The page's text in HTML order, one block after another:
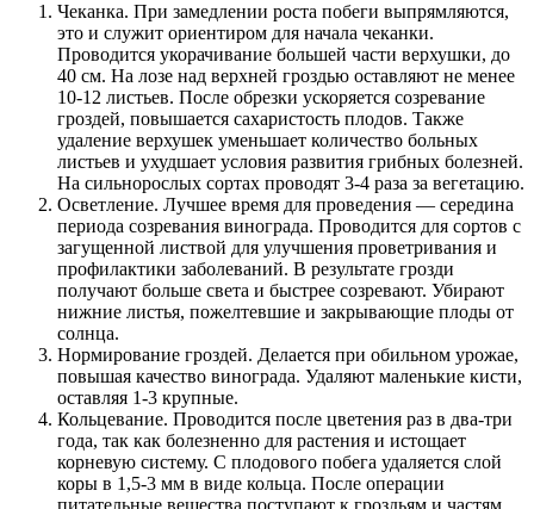
Чеканка. При замедлении роста побеги выпрямляются,
это и служит ориентиром для начала чеканки.
Проводится укорачивание большей части верхушки, до
40 см. На лозе над верхней гроздью оставляют не менее
10-12 листьев. После обрезки ускоряется созревание
гроздей, повышается сахаристость плодов. Также
удаление верхушек уменьшает количество больных
листьев и ухудшает условия развития грибных болезней.
На сильнорослых сортах проводят 3-4 раза за вегетацию.
Осветление. Лучшее время для проведения — середина
периода созревания винограда. Проводится для сортов с
загущенной листвой для улучшения проветривания и
профилактики заболеваний. В результате грозди
получают больше света и быстрее созревают. Убирают
нижние листья, пожелтевшие и закрывающие плоды от
солнца.
Нормирование гроздей. Делается при обильном урожае,
повышая качество винограда. Удаляют маленькие кисти,
оставляя 1-3 крупные.
Кольцевание. Проводится после цветения раз в два-три
года, так как болезненно для растения и истощает
корневую систему. С плодового побега удаляется слой
коры в 1,5-3 мм в виде кольца. После операции